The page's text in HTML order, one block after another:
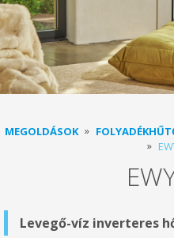
MEGOLDÁSOK
Levegő-víz inverteres